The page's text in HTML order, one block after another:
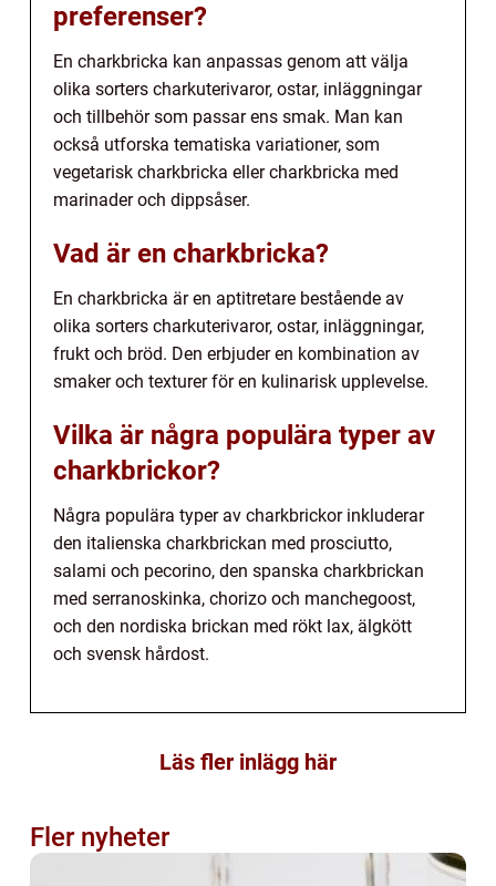
preferenser?
En charkbricka kan anpassas genom att välja
olika sorters charkuterivaror, ostar, inläggningar
och tillbehör som passar ens smak. Man kan
också utforska tematiska variationer, som
vegetarisk charkbricka eller charkbricka med
marinader och dippsåser.
Vad är en charkbricka?
En charkbricka är en aptitretare bestående av
olika sorters charkuterivaror, ostar, inläggningar,
frukt och bröd. Den erbjuder en kombination av
smaker och texturer för en kulinarisk upplevelse.
Vilka är några populära typer av
charkbrickor?
Några populära typer av charkbrickor inkluderar
den italienska charkbrickan med prosciutto,
salami och pecorino, den spanska charkbrickan
med serranoskinka, chorizo och manchegoost,
och den nordiska brickan med rökt lax, älgkött
och svensk hårdost.
Läs fler inlägg här
Fler nyheter